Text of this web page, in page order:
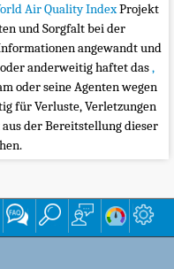
Air Quality IndexProjekt
und Sorgfalt bei der
angewandt und
anderweitig haftet das,
oder seine Agenten wegen
für Verluste, Verletzungen
der Bereitstellung dieser